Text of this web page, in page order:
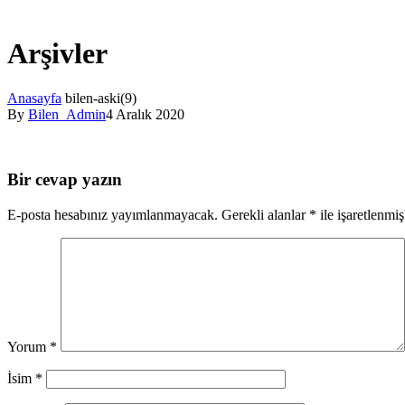
Arşivler
Anasayfa bilen-aski(9)
By Bilen_Admin4 Aralık 2020
Bir cevap yazın
E-posta hesabınız yayımlanmayacak. Gerekli alanlar * ile
Yorum *
İsim *